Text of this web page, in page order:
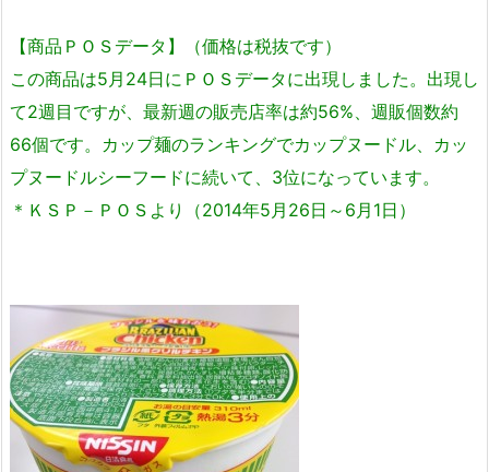
【商品ＰＯＳデータ】（価格は税抜です）
この商品は5月24日にＰＯＳデータに出現しました。出現し
て2週目ですが、最新週の販売店率は約56%、週販個数約
66個です。カップ麺のランキングでカップヌードル、カッ
プヌードルシーフードに続いて、3位になっています。
＊ＫＳＰ－ＰＯＳより（2014年5月26日～6月1日）